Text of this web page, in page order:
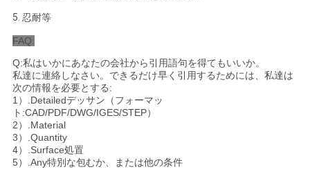
5. 忍耐等
FAQ:
Q:私はいかにあなたの会社から引用語句を得てもいいか。
私達に連絡しなさい。できるだけ早く引用するためには、私達は
次の情報を必要とする:
1）.Detailedデッサン（フォーマッ
ト:CAD/PDF/DWG/IGES/STEP）
2）.Material
3）.Quantity
4）.Surface処置
5）.Any特別な包むか、または他の条件